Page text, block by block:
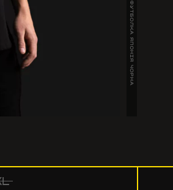
ФУТБОЛКА ЯПОНІЯ ЧОРНА